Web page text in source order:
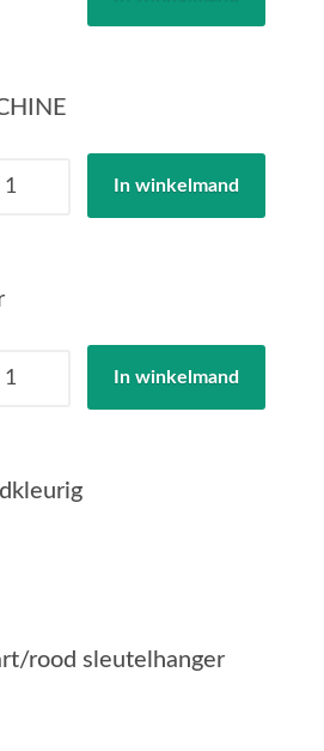
In winkelmand
In winkelmand
rood sleutelhanger